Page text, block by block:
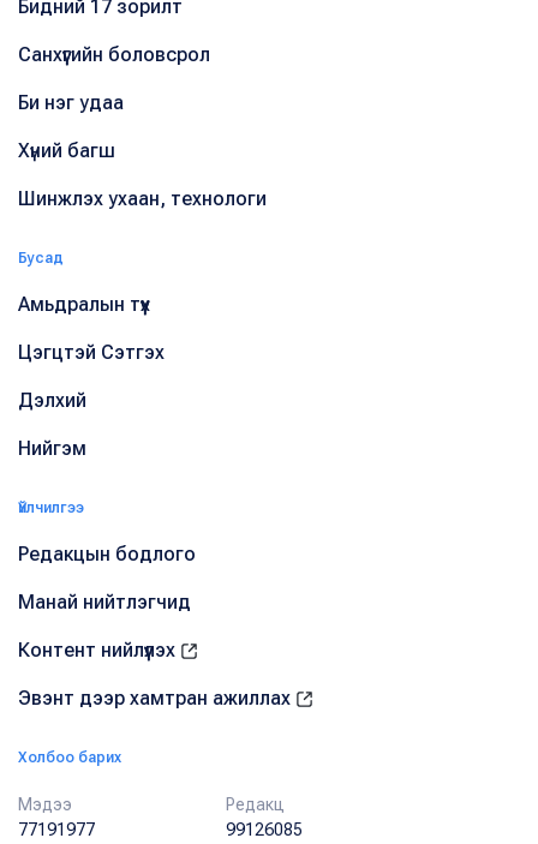
Бидний 17 зорилт
Санхүүгийн боловсрол
Би нэг удаа
Хүний багш
Шинжлэх ухаан, технологи
Бусад
Амьдралын түүх
Цэгцтэй Сэтгэх
Дэлхий
Нийгэм
Үйлчилгээ
Редакцын бодлого
Манай нийтлэгчид
Контент нийлүүлэх
Эвэнт дээр хамтран ажиллах
Холбоо барих
Мэдээ
77191977
Редакц
99126085